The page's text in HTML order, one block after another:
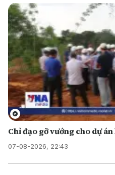
Chỉ đạo gỡ vướng cho dự
07-08-2026, 22:43